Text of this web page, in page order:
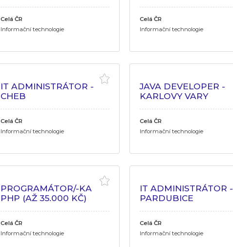
Celá ČR
Informační technologie
Celá ČR
Informační technologie
IT ADMINISTRÁTOR -
CHEB
Celá ČR
Informační technologie
JAVA DEVELOPER -
KARLOVY VARY
Celá ČR
Informační technologie
PROGRAMÁTOR/-KA
PHP (AŽ 35.000 KČ)
Celá ČR
Informační technologie
IT ADMINISTRÁTOR -
PARDUBICE
Celá ČR
Informační technologie